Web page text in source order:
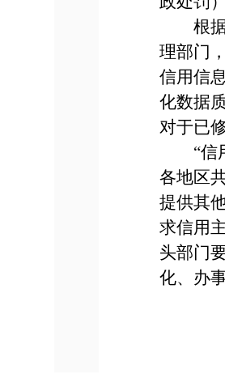
根据
理部门
信用信
化数据
对于已
“信用
各地区
提供其
求信用
头部门
化、办